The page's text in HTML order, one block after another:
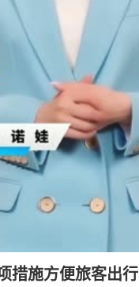
措施方便旅客出行